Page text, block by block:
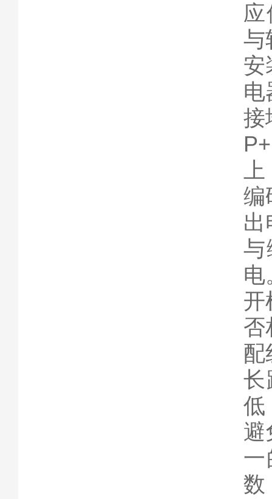
与
安
电
接
编
出
与
电
开
否
配
长
低
避
一
数